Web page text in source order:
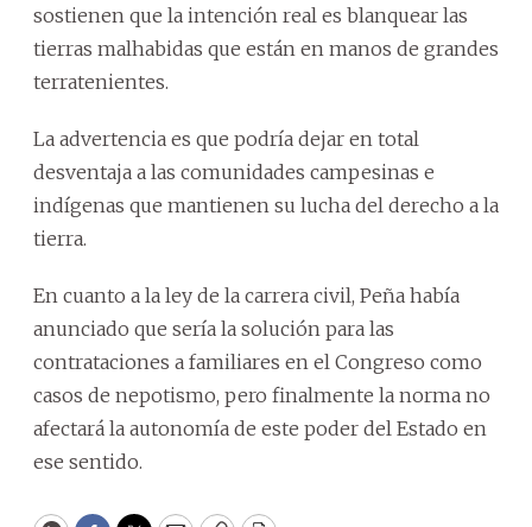
sostienen que la intención real es blanquear las
tierras malhabidas que están en manos de grandes
terratenientes.
La advertencia es que podría dejar en total
desventaja a las comunidades campesinas e
indígenas que mantienen su lucha del derecho a la
tierra.
En cuanto a la ley de la carrera civil, Peña había
anunciado que sería la solución para las
contrataciones a familiares en el Congreso como
casos de nepotismo, pero finalmente la norma no
afectará la autonomía de este poder del Estado en
ese sentido.